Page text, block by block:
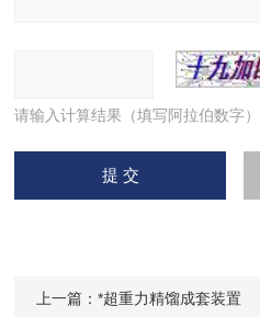
请输入计算结果（填写阿拉伯数字
上一篇：*超重力精馏成套装置